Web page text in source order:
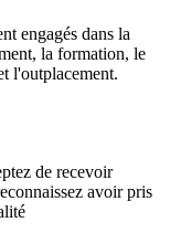
engagés dans la
la formation, le
l'outplacement.
de recevoir
avoir pris